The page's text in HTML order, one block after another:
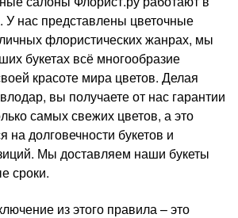
У нас представлены цветочные
флористических жанрах, мы
букетах всё многообразие
красоте мира цветов. Делая
вы получаете от нас гарантии
самых свежих цветов, а это
на долговечности букетов и
Мы доставляем наши букеты
сроки.
из этого правила – это